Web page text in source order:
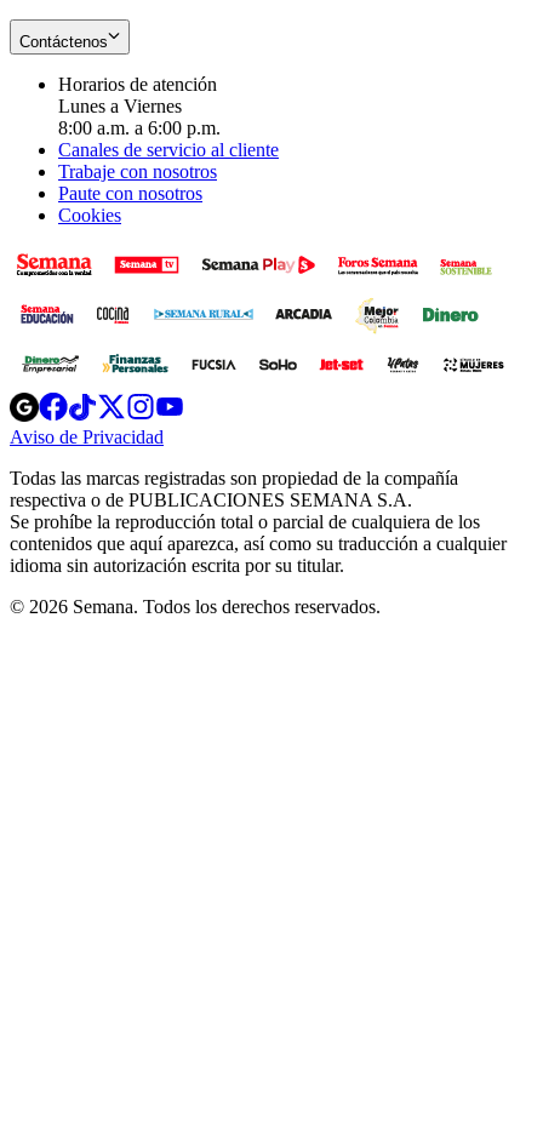
Contáctenos
Horarios de atención
Lunes a Viernes
8:00 a.m. a 6:00 p.m.
Canales de servicio al cliente
Trabaje con nosotros
Paute con nosotros
Cookies
Opens
in
new
Opens
in
new
Opens
in
new
window
Opens
new
windowwindow
Aviso de Privacidad
new
window
Todas las marcas registradas son propiedad de la compañía
respectiva o de PUBLICACIONES SEMANA S.A.
Se prohíbe la reproducción total o parcial de cualquiera de los
contenidos que aquí aparezca, así como su traducción a cualquier
idioma sin autorización escrita por su titular.
© 2026 Semana. Todos los derechos reservados.